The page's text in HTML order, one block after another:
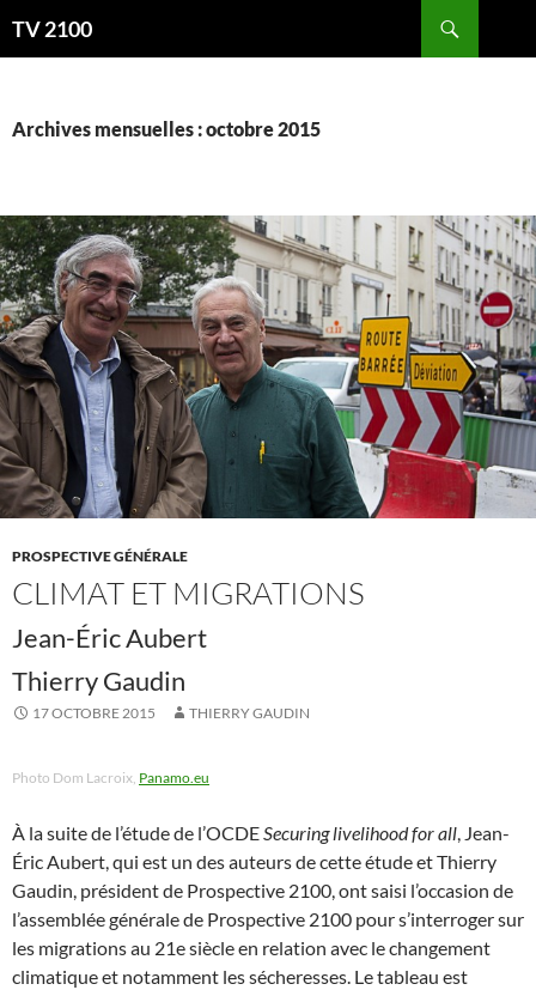
auTV 2100
Archives mensuelles : octobre 2015
PROSPECTIVE GÉNÉRALE
CLIMAT ET MIGRATIONS
Jean-Éric Aubert
Thierry Gaudin
17 OCTOBRE 2015 THIERRY GAUDIN
Photo Dom Lacroix, Panamo.eu
À la suite de l’étude de l’OCDESecuring livelihood for all, Jean-
Éric Aubert, qui est un des auteurs de cette étude et Thierry
Gaudin, président de Prospective 2100, ont saisi l’occasion de
l’assemblée générale de Prospective 2100 pour s’interroger sur
les migrations au 21e siècle en relation avec le changement
climatique et notamment les sécheresses. Le tableau est